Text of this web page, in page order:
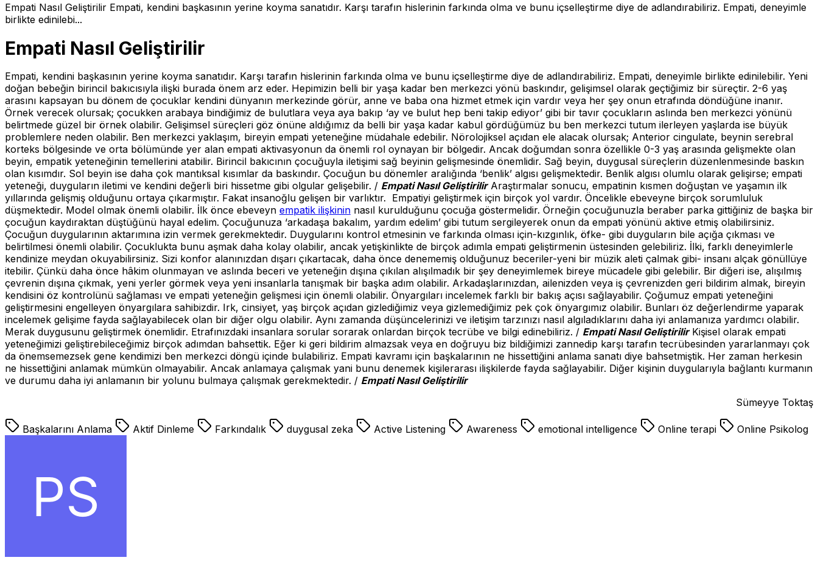
Empati Nasıl Geliştirilir Empati, kendini başkasının yerine koyma sanatıdır. Karşı tarafın hislerinin farkında olma ve bunu içselleştirme diye de adlandırabiliriz. Empati, deneyimle
birlikte edinilebi...
Empati Nasıl Geliştirilir
Empati, kendini başkasının yerine koyma sanatıdır. Karşı tarafın hislerinin farkında olma ve bunu içselleştirme diye de adlandırabiliriz. Empati, deneyimle birlikte edinilebilir. Yeni
doğan bebeğin birincil bakıcısıyla ilişki burada önem arz eder. Hepimizin belli bir yaşa kadar ben merkezci yönü baskındır, gelişimsel olarak geçtiğimiz bir süreçtir. 2-6 yaş
arasını kapsayan bu dönem de çocuklar kendini dünyanın merkezinde görür, anne ve baba ona hizmet etmek için vardır veya her şey onun etrafında döndüğüne inanır.
Örnek verecek olursak; çocukken arabaya bindiğimiz de bulutlara veya aya bakıp ‘ay ve bulut hep beni takip ediyor’ gibi bir tavır çocukların aslında ben merkezci yönünü
belirtmede güzel bir örnek olabilir. Gelişimsel süreçleri göz önüne aldığımız da belli bir yaşa kadar kabul gördüğümüz bu ben merkezci tutum ilerleyen yaşlarda ise büyük
problemlere neden olabilir. Ben merkezci yaklaşım, bireyin empati yeteneğine müdahale edebilir. Nörolojiksel açıdan ele alacak olursak; Anterior cingulate, beynin serebral
korteks bölgesinde ve orta bölümünde yer alan empati aktivasyonun da önemli rol oynayan bir bölgedir. Ancak doğumdan sonra özellikle 0-3 yaş arasında gelişmekte olan
beyin, empatik yeteneğinin temellerini atabilir. Birincil bakıcının çocuğuyla iletişimi sağ beyinin gelişmesinde önemlidir. Sağ beyin, duygusal süreçlerin düzenlenmesinde baskın
olan kısımdır. Sol beyin ise daha çok mantıksal kısımlar da baskındır. Çocuğun bu dönemler aralığında ‘benlik’ algısı gelişmektedir. Benlik algısı olumlu olarak gelişirse; empati
yeteneği, duyguların iletimi ve kendini değerli biri hissetme gibi olgular gelişebilir. / Empati Nasıl GeliştirilirAraştırmalar sonucu, empatinin kısmen doğuştan ve yaşamın ilk
yıllarında gelişmiş olduğunu ortaya çıkarmıştır. Fakat insanoğlu gelişen bir varlıktır. Empatiyi geliştirmek için birçok yol vardır. Öncelikle ebeveyne birçok sorumluluk
düşmektedir. Model olmak önemli olabilir. İlk önce ebeveyn empatik ilişkinin nasıl kurulduğunu çocuğa göstermelidir. Örneğin çocuğunuzla beraber parka gittiğiniz de başka bir
çocuğun kaydıraktan düştüğünü hayal edelim. Çocuğunuza ‘arkadaşa bakalım, yardım edelim’ gibi tutum sergileyerek onun da empati yönünü aktive etmiş olabilirsiniz.
Çocuğun duygularının aktarımına izin vermek gerekmektedir. Duygularını kontrol etmesinin ve farkında olması için-kızgınlık, öfke- gibi duyguların bile açığa çıkması ve
belirtilmesi önemli olabilir. Çocuklukta bunu aşmak daha kolay olabilir, ancak yetişkinlikte de birçok adımla empati geliştirmenin üstesinden gelebiliriz. İlki, farklı deneyimlerle
kendinize meydan okuyabilirsiniz. Sizi konfor alanınızdan dışarı çıkartacak, daha önce denememiş olduğunuz beceriler-yeni bir müzik aleti çalmak gibi- insanı alçak gönüllüye
itebilir. Çünkü daha önce hâkim olunmayan ve aslında beceri ve yeteneğin dışına çıkılan alışılmadık bir şey deneyimlemek bireye mücadele gibi gelebilir. Bir diğeri ise, alışılmış
çevrenin dışına çıkmak, yeni yerler görmek veya yeni insanlarla tanışmak bir başka adım olabilir. Arkadaşlarınızdan, ailenizden veya iş çevrenizden geri bildirim almak, bireyin
kendisini öz kontrolünü sağlaması ve empati yeteneğin gelişmesi için önemli olabilir. Önyargıları incelemek farklı bir bakış açısı sağlayabilir. Çoğumuz empati yeteneğini
geliştirmesini engelleyen önyargılara sahibizdir. Irk, cinsiyet, yaş birçok açıdan gizlediğimiz veya gizlemediğimiz pek çok önyargımız olabilir. Bunları öz değerlendirme yaparak
incelemek gelişime fayda sağlayabilecek olan bir diğer olgu olabilir. Aynı zamanda düşüncelerinizi ve iletişim tarzınızı nasıl algıladıklarını daha iyi anlamanıza yardımcı olabilir.
Merak duygusunu geliştirmek önemlidir. Etrafınızdaki insanlara sorular sorarak onlardan birçok tecrübe ve bilgi edinebiliriz. / Empati Nasıl GeliştirilirKişisel olarak empati
yeteneğimizi geliştirebileceğimiz birçok adımdan bahsettik. Eğer ki geri bildirim almazsak veya en doğruyu biz bildiğimizi zannedip karşı tarafın tecrübesinden yararlanmayı çok
da önemsemezsek gene kendimizi ben merkezci döngü içinde bulabiliriz. Empati kavramı için başkalarının ne hissettiğini anlama sanatı diye bahsetmiştik. Her zaman herkesin
ne hissettiğini anlamak mümkün olmayabilir. Ancak anlamaya çalışmak yani bunu denemek kişilerarası ilişkilerde fayda sağlayabilir. Diğer kişinin duygularıyla bağlantı kurmanın
ve durumu daha iyi anlamanın bir yolunu bulmaya çalışmak gerekmektedir. / Empati Nasıl Geliştirilir
Sümeyye Toktaş
Başkalarını Anlama Aktif Dinleme Farkındalık duygusal zeka Active Listening Awareness emotional intelligence Online terapi Online Psikolog